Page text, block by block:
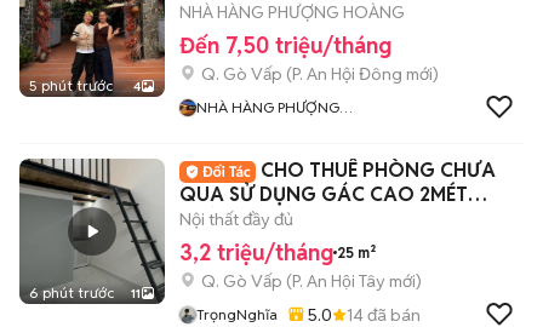
5 phút trước 4
NHÀ HÀNG PHƯỢNG HOÀNG
Đến 7,50 triệu/tháng
Q. Gò Vấp (P. An Hội Đông mới)
NHÀ HÀNG PHƯỢNG
6 phút trước 11
CHO THUÊ PHÒNG CHƯA
QUA SỬ DỤNG GÁC CAO 2MÉT
ĐƯỜNG HUỲNH VĂN NGHỆ
Nội thất đầy đủ
3,2 triệu/tháng 25 m²
Q. Gò Vấp (P. An Hội Tây mới)
TrọngNghĩa 5.0 14đã bán